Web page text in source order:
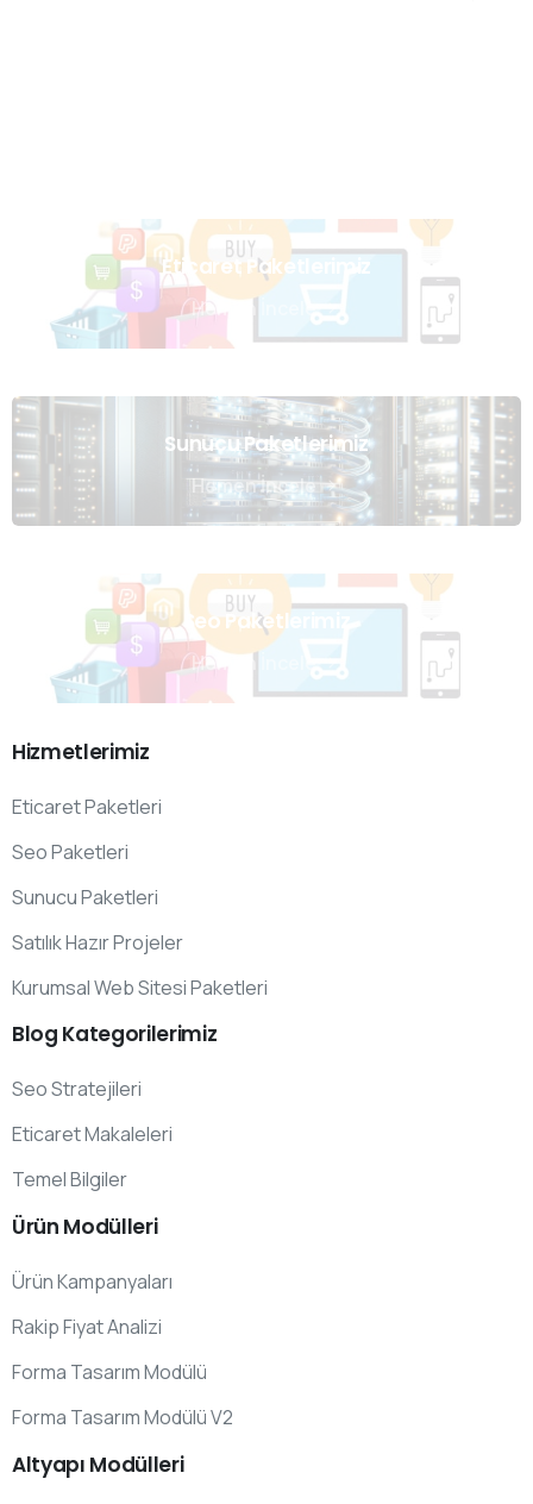
Eticaret Paketlerimiz
Hemen İncele
Sunucu Paketlerimiz
Hemen İncele
Seo Paketlerimiz
Hemen İncele
Hizmetlerimiz
Eticaret Paketleri
Seo Paketleri
Sunucu Paketleri
Satılık Hazır Projeler
Kurumsal Web Sitesi Paketleri
Blog Kategorilerimiz
Seo Stratejileri
Eticaret Makaleleri
Temel Bilgiler
Ürün Modülleri
Ürün Kampanyaları
Rakip Fiyat Analizi
Forma Tasarım Modülü
Forma Tasarım Modülü V2
Altyapı Modülleri